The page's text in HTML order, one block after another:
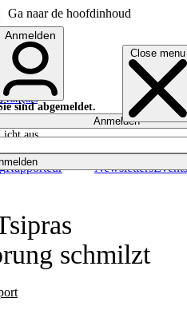
Ga naar de hoofdinhoud
Close menu
Rapporteur NewslettersEvents
English
Français
Anmelden
sind abgemeldet.
Anmelden
aus
schmilzt